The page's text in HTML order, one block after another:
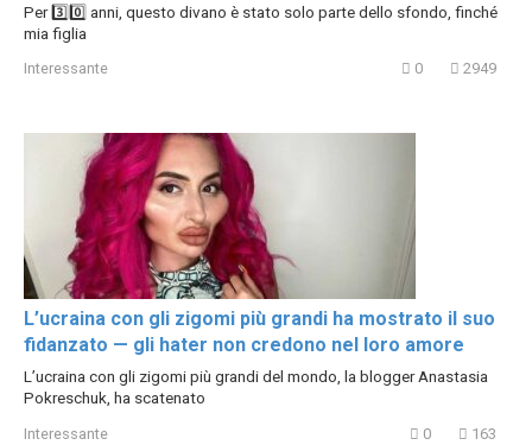
Per 3️⃣0️⃣ anni, questo divano è stato solo parte dello sfondo, finché
mia figlia
Interessante 0 2949
L’ucraina con gli zigomi più grandi ha mostrato il suo
fidanzato — gli hater non credono nel loro amore
L’ucraina con gli zigomi più grandi del mondo, la blogger Anastasia
Pokreschuk, ha scatenato
Interessante 0 163